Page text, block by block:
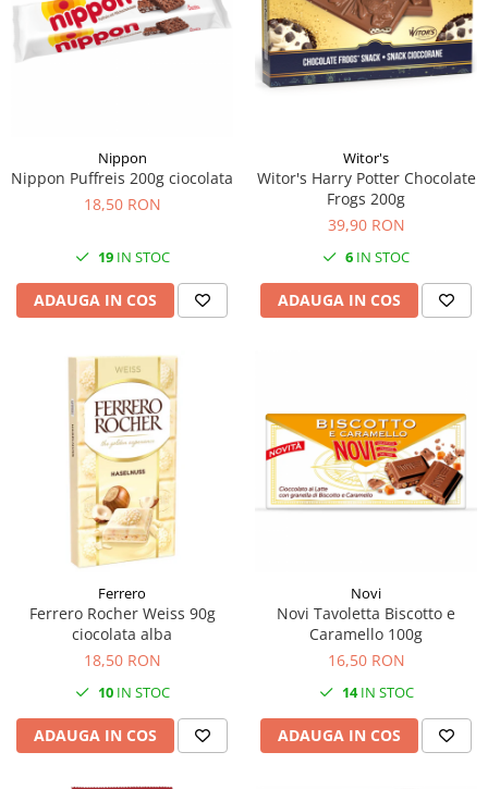
Nippon
Nippon Puffreis 200g ciocolata
18,50 RON
19IN STOC
ADAUGA IN COS
Witor's
Witor's Harry Potter Chocolate
Frogs 200g
39,90 RON
6 IN STOC
ADAUGA IN COS
Ferrero
Ferrero Rocher Weiss 90g
ciocolata alba
18,50 RON
10IN STOC
ADAUGA IN COS
Novi
Novi Tavoletta Biscotto e
Caramello 100g
16,50 RON
14IN STOC
ADAUGA IN COS